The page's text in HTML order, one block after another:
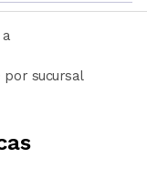
por sucursal